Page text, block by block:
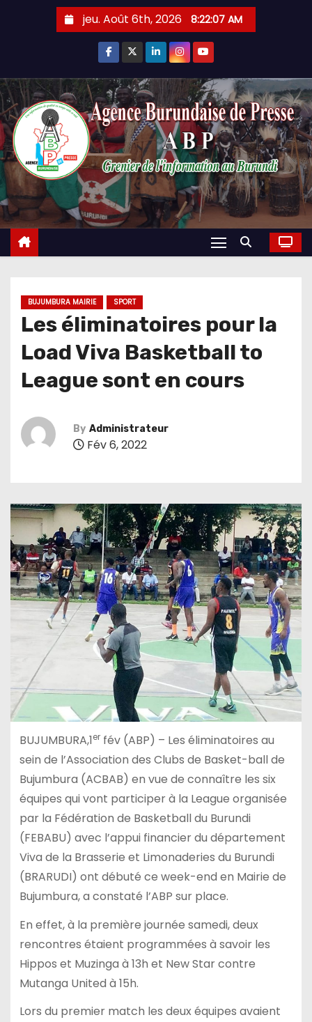
jeu. Août 6th, 2026 8:22:08 AM
BUJUMBURA MAIRIE SPORT
Les éliminatoires pour la
Load Viva Basketball to
League sont en cours
By Administrateur
Fév 6, 2022
BUJUMBURA,1erfév (ABP) – Les éliminatoires au
sein de l’Association des Clubs de Basket-ball de
Bujumbura (ACBAB) en vue de connaître les six
équipes qui vont participer à la League organisée
par la Fédération de Basketball du Burundi
(FEBABU) avec l’appui financier du département
Viva de la Brasserie et Limonaderies du Burundi
(BRARUDI) ont débuté ce week-end en Mairie de
Bujumbura, a constaté l’ABP sur place.
En effet, à la première journée samedi, deux
rencontres étaient programmées à savoir les
Hippos et Muzinga à 13h et New Star contre
Mutanga United à 15h.
Lors du premier match les deux équipes avaient